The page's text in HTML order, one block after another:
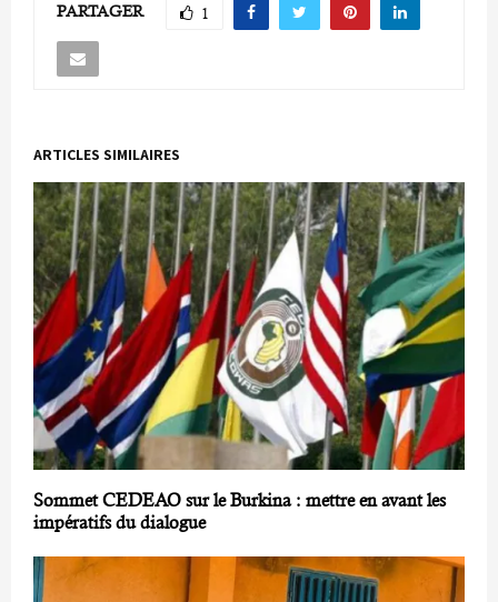
PARTAGER 1
ARTICLES SIMILAIRES
Sommet CEDEAO sur le Burkina : mettre en avant les
impératifs du dialogue